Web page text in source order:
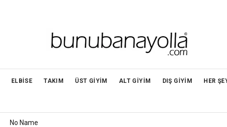
ELBİSE TAKIM ÜST GİYİM ALT GİYİM DIŞ GİYİM HER
No Name